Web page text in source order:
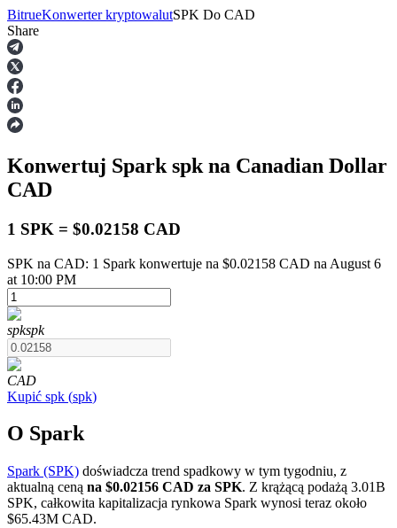
Kontrakty terminowe
Kontrakty terminowe na USDT
Kontrakty terminowe COIN-M
Kontrakty terminowe na kryptowaluty
BitrueKonwerter kryptowalutSPK Do CAD
Share
Konwertuj Spark spk na Canadian Dollar
CAD
1 SPK = $0.02158 CAD
SPK na CAD: 1 Spark konwertuje na $0.02158 CAD na August 6
at 10:00 PM
spkspk
CAD
Kupić spk (spk)
O Spark
Spark (SPK) doświadcza trend spadkowy w tym tygodniu, z
aktualną ceną na $0.02156 CAD za SPK. Z krążącą podażą 3.01B
SPK, całkowita kapitalizacja rynkowa Spark wynosi teraz około
$65.43M CAD.